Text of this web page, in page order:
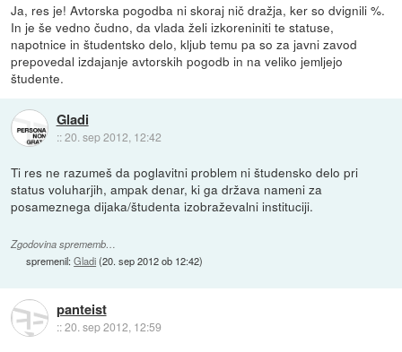
Ja, res je! Avtorska pogodba ni skoraj nič dražja, ker so dvignili %.
In je še vedno čudno, da vlada želi izkoreniniti te statuse,
napotnice in študentsko delo, kljub temu pa so za javni zavod
prepovedal izdajanje avtorskih pogodb in na veliko jemljejo
študente.
Gladi
::20. sep 2012, 12:42
Ti res ne razumeš da poglavitni problem ni študensko delo pri
status voluharjih, ampak denar, ki ga država nameni za
posameznega dijaka/študenta izobraževalni instituciji.
Zgodovina sprememb…
spremenil:Gladi(20. sep 2012 ob 12:42)
panteist
::20. sep 2012, 12:59